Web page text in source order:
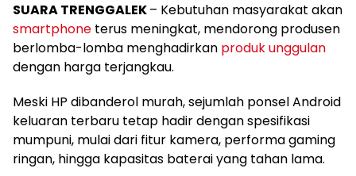
SUARA TRENGGALEK– Kebutuhan masyarakat akan
smartphone terus meningkat, mendorong produsen
berlomba-lomba menghadirkan produk unggulan
dengan harga terjangkau.
Meski HP dibanderol murah, sejumlah ponsel Android
keluaran terbaru tetap hadir dengan spesifikasi
mumpuni, mulai dari fitur kamera, performa gaming
ringan, hingga kapasitas baterai yang tahan lama.